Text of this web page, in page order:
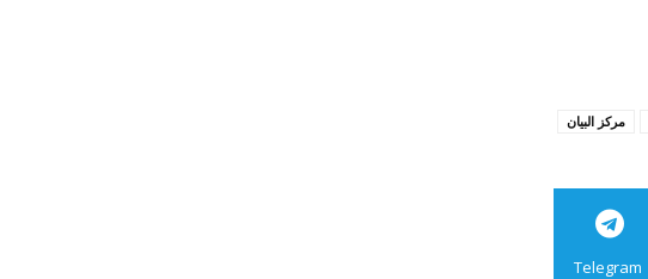
مركز البيان
Telegram